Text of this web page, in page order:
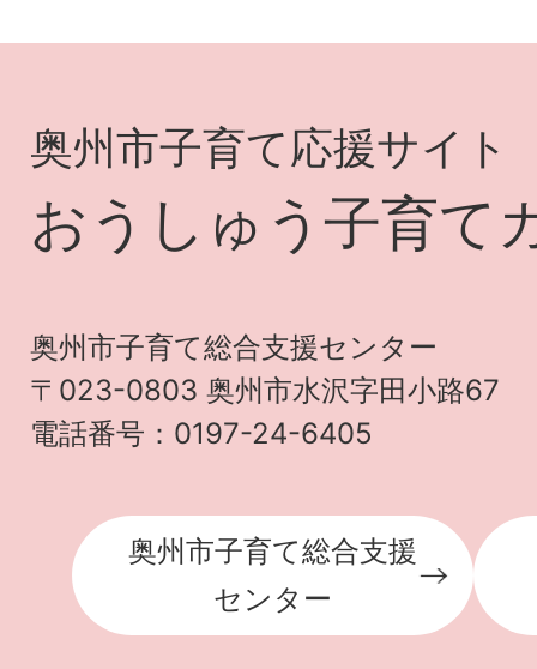
奥州市子育て応援サイト
おうしゅう子育て
奥州市子育て総合支援センター
〒023-0803 奥州市水沢字田小路67
電話番号：0197-24-6405
奥州市子育て総合支援
センター